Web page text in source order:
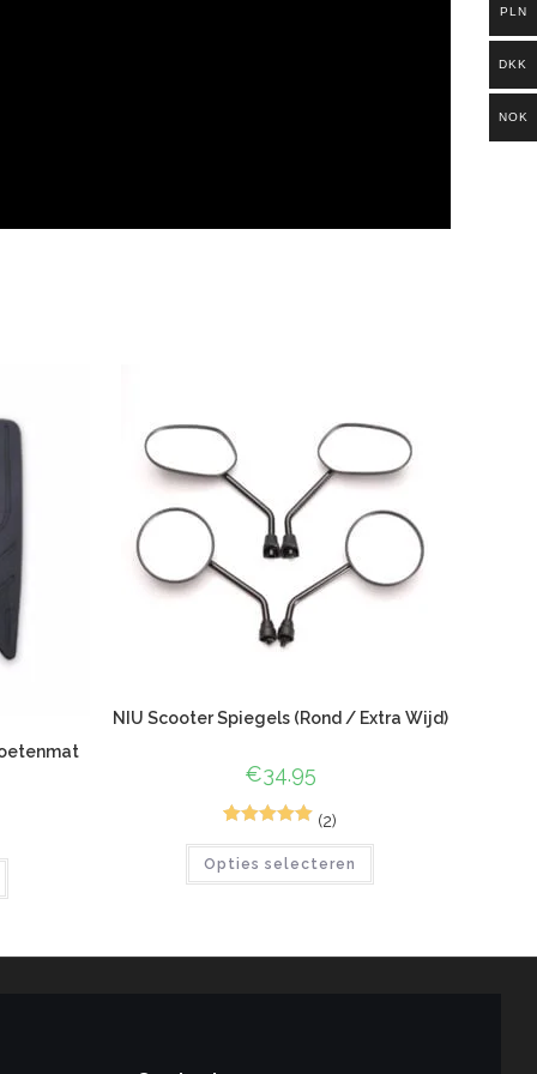
NIU Scooter Spiegels (Rond / Extra Wijd)
€34.95
5.00op 5
(2)
Opties selecteren
PLN
DKK
NOK